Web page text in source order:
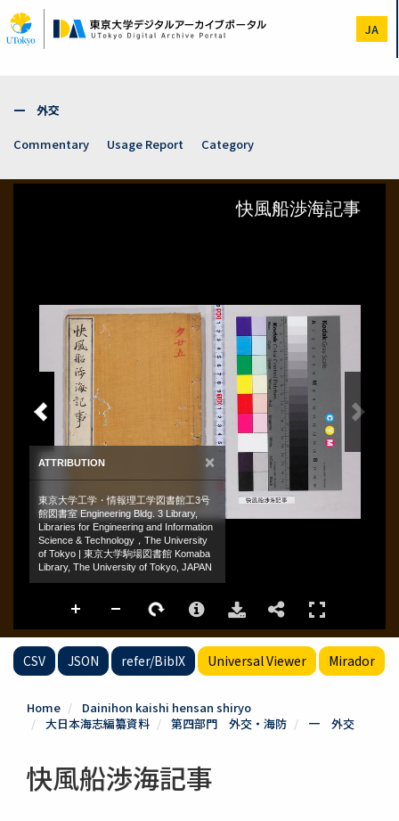
to
main
JA
一 外交
Commentary
Usage Report Category
CSV JSON refer/BibIX Universal Viewer Mirador
Home
Dainihon kaishi hensan shiryo
大日本海志編纂資料
第四部門 外交・海防 一 外交
快風船渉海記事